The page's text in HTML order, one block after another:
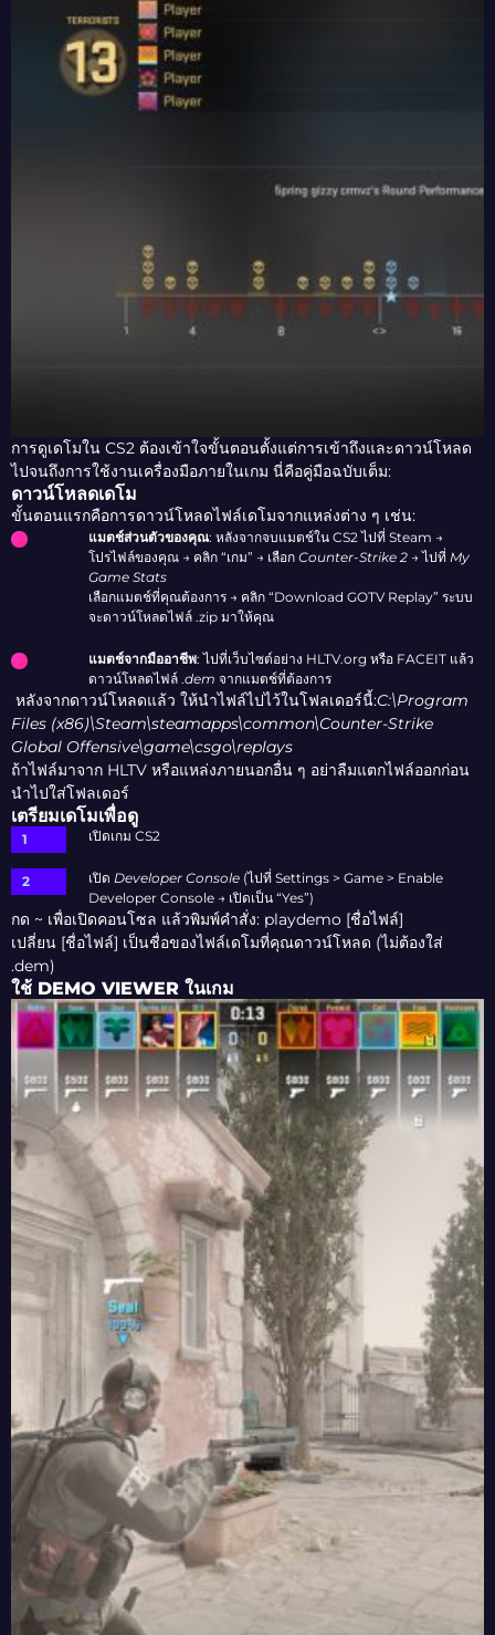
การดูเดโมใน CS2 ต้องเข้าใจขั้นตอนตั้งแต่การเข้าถึงและดาวน์โหลด
ไปจนถึงการใช้งานเครื่องมือภายในเกม นี่คือคู่มือฉบับเต็ม:
ดาวน์โหลดเดโม
ขั้นตอนแรกคือการดาวน์โหลดไฟล์เดโมจากแหล่งต่าง ๆ เช่น:
แมตช์ส่วนตัวของคุณ: หลังจากจบแมตช์ใน CS2 ไปที่ Steam →
โปรไฟล์ของคุณ → คลิก “เกม” → เลือก Counter-Strike 2 → ไปที่ My
Game Stats
เลือกแมตช์ที่คุณต้องการ → คลิก “Download GOTV Replay” ระบบ
จะดาวน์โหลดไฟล์ .zip มาให้คุณ
แมตช์จากมืออาชีพ: ไปที่เว็บไซต์อย่าง HLTV.org หรือ FACEIT แล้ว
ดาวน์โหลดไฟล์ .dem จากแมตช์ที่ต้องการ
หลังจากดาวน์โหลดแล้ว ให้นำไฟล์ไปไว้ในโฟลเดอร์นี้:C:\Program
Files (x86)\Steam\steamapps\common\Counter-Strike
Global Offensive\game\csgo\replays
ถ้าไฟล์มาจาก HLTV หรือแหล่งภายนอกอื่น ๆ อย่าลืมแตกไฟล์ออกก่อน
นำไปใส่โฟลเดอร์
เตรียมเดโมเพื่อดู
เปิดเกม CS2
เปิด Developer Console (ไปที่ Settings > Game > Enable
Developer Console → เปิดเป็น “Yes”)
กด ~ เพื่อเปิดคอนโซล แล้วพิมพ์คำสั่ง: playdemo [ชื่อไฟล์]
เปลี่ยน [ชื่อไฟล์] เป็นชื่อของไฟล์เดโมที่คุณดาวน์โหลด (ไม่ต้องใส่
.dem)
ใช้ DEMO VIEWER ในเกม